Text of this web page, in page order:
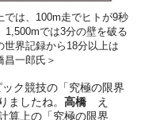
では、100m走でヒトが9秒
1,500mでは3分の壁を破る
世界記録から18分以上は
一郎氏＞
ク競技の「究極の限界
ましたね。 高橋 え
算上の「究極の限界